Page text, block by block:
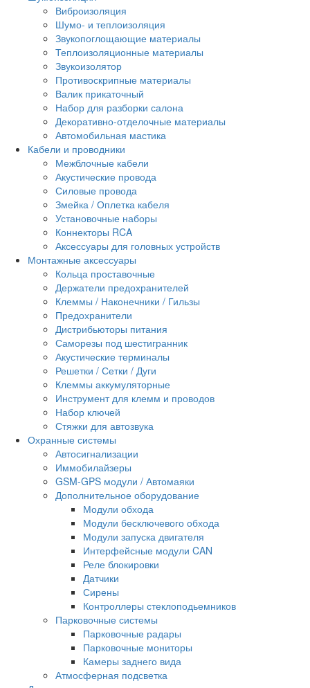
Виброизоляция
Шумо- и теплоизоляция
Звукопоглощающие материалы
Теплоизоляционные материалы
Звукоизолятор
Противоскрипные материалы
Валик прикаточный
Набор для разборки салона
Декоративно-отделочные материалы
Автомобильная мастика
Кабели и проводники
Межблочные кабели
Акустические провода
Силовые провода
Змейка / Оплетка кабеля
Установочные наборы
Коннекторы RCA
Аксессуары для головных устройств
Монтажные аксессуары
Кольца проставочные
Держатели предохранителей
Клеммы / Наконечники / Гильзы
Предохранители
Дистрибьюторы питания
Саморезы под шестигранник
Акустические терминалы
Решетки / Сетки / Дуги
Клеммы аккумуляторные
Инструмент для клемм и проводов
Набор ключей
Стяжки для автозвука
Охранные системы
Автосигнализации
Иммобилайзеры
GSM-GPS модули / Автомаяки
Дополнительное оборудование
Модули обхода
Модули бесключевого обхода
Модули запуска двигателя
Интерфейсные модули CAN
Реле блокировки
Датчики
Сирены
Контроллеры стеклоподьемников
Парковочные системы
Парковочные радары
Парковочные мониторы
Камеры заднего вида
Атмосферная подсветка